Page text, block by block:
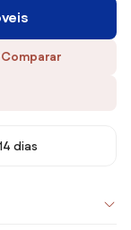
Comparar
dias